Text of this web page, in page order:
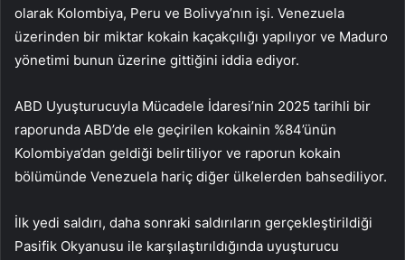
olarak Kolombiya, Peru ve Bolivya’nın işi. Venezuela
üzerinden bir miktar kokain kaçakçılığı yapılıyor ve Maduro
yönetimi bunun üzerine gittiğini iddia ediyor.
ABD Uyuşturucuyla Mücadele İdaresi’nin 2025 tarihli bir
raporunda ABD’de ele geçirilen kokainin %84’ünün
Kolombiya’dan geldiği belirtiliyor ve raporun kokain
bölümünde Venezuela hariç diğer ülkelerden bahsediliyor.
İlk yedi saldırı, daha sonraki saldırıların gerçekleştirildiği
Pasifik Okyanusu ile karşılaştırıldığında uyuşturucu